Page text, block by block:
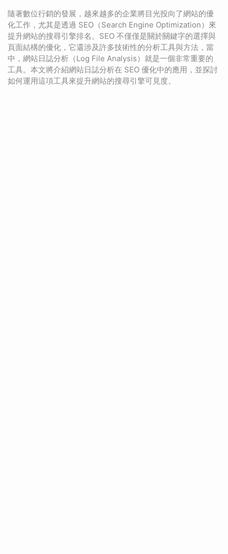
隨著數位行銷的發展，越來越多的企業將目光投向了網站的優
化工作，尤其是透過 SEO（Search Engine Optimization）來
提升網站的搜尋引擎排名。SEO 不僅僅是關於關鍵字的選擇與
頁面結構的優化，它還涉及許多技術性的分析工具與方法，當
中，網站日誌分析（Log File Analysis）就是一個非常重要的
工具。本文將介紹網站日誌分析在 SEO 優化中的應用，並探討
如何運用這項工具來提升網站的搜尋引擎可見度。